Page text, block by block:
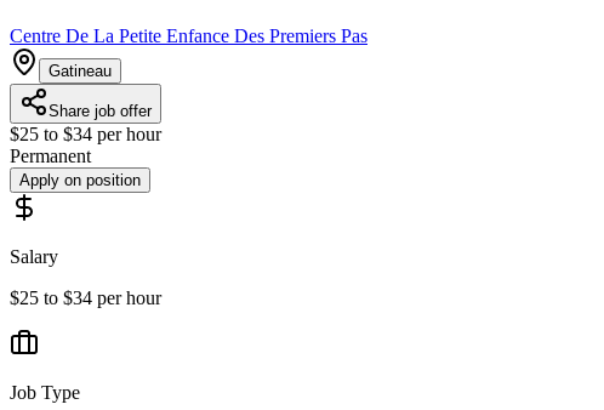
Centre De La Petite Enfance Des Premiers Pas
Gatineau
Share job offer
$25 to $34 per hour
Permanent
Apply on position
Salary
$25 to $34 per hour
Job Type